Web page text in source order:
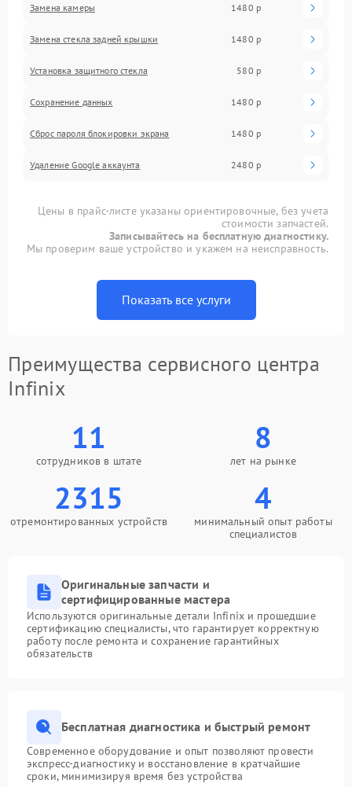
Замена камеры 1480 р
Замена стекла задней крышки 1480 р
Установка защитного стекла 580 р
Сохранение данных 1480 р
Сброс пароля блокировки экрана 1480 р
Удаление Google аккаунта 2480 р
Цены в прайс-листе указаны ориентировочные, без учета
стоимости запчастей.
Записывайтесь на бесплатную диагностику.
Мы проверим ваше устройство и укажем на неисправность.
Показать все услуги
Преимущества сервисного центра
Infinix
11
сотрудников в штате
8
лет на рынке
2315
отремонтированных устройств
4
минимальный опыт работы
специалистов
Оригинальные запчасти и
сертифицированные мастера
Используются оригинальные детали Infinix и прошедшие
сертификацию специалисты, что гарантирует корректную
работу после ремонта и сохранение гарантийных
обязательств
Бесплатная диагностика и быстрый ремонт
Современное оборудование и опыт позволяют провести
экспресс-диагностику и восстановление в кратчайшие
сроки, минимизируя время без устройства